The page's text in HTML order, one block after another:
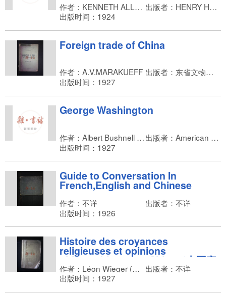
作者：KENNETH ALLAN ROBINSON，WILLIAM BENFIELD PRESSEY，JAMES DOWMсCALLUM
出版者：HENRY HOLT AND COMPANY
出版时间：1924
Foreign trade of China
作者：A.V.MARAKUEFF
出版者：东省文物研究会，MANCHURI RESEARCH SOCIETY
出版时间：1927
George Washington
作者：Albert Bushnell Hart
出版者：American Library Association
出版时间：1927
Guide to Conversation In
French,English and Chinese
作者：不详
出版者：不详
出版时间：1926
Histoire des croyances
religieuses et opinions
philosophiques en Chine（中国宗
教信仰及哲学观点通史）（全法文，
毛边本）
作者：Léon Wieger (戴遂良) 出版者：不详
出版时间：1927